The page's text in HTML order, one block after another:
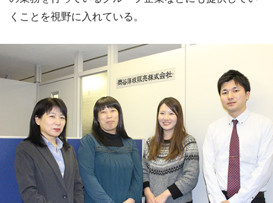
くことを視野に入れている。